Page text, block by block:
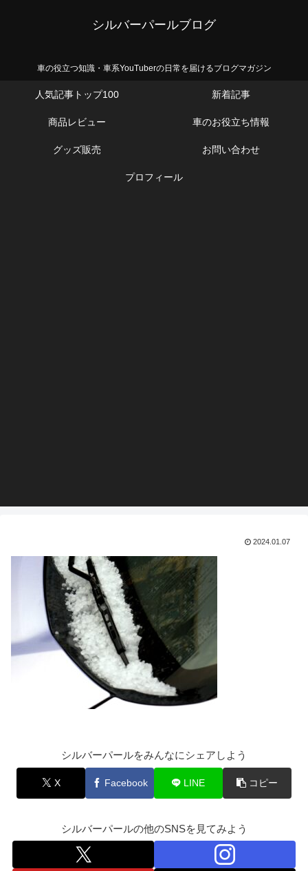
シルバーパールブログ
車の役立つ知識・車系YouTuberの日常を届けるブログマガジン
人気記事トップ100 新着記事
商品レビュー 車のお役立ち情報
グッズ販売 お問い合わせ
プロフィール
2024.01.07
シルバーパールをみんなにシェアしよう
X Facebook LINE コピー
シルバーパールの他のSNSを見てみよう